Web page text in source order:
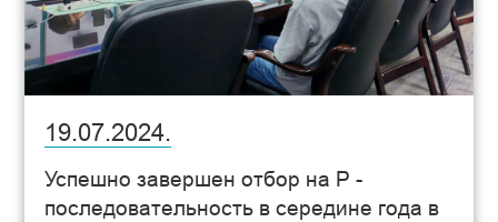
19.07.2024.
Успешно завершен отбор на P -
последовательность в середине года в